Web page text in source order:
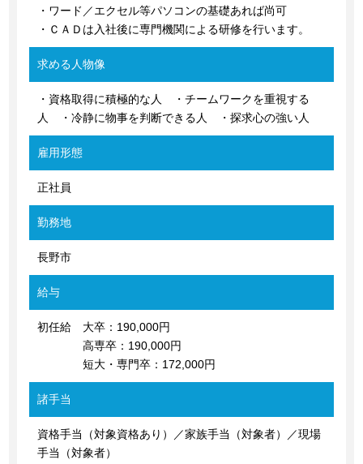
・ワード／エクセル等パソコンの基礎あれば尚可
・ＣＡＤは入社後に専門機関による研修を行います。
求める人物像
・資格取得に積極的な人 ・チームワークを重視する
人 ・冷静に物事を判断できる人 ・探求心の強い人
雇用形態
正社員
勤務地
長野市
給与
初任給 大卒：190,000円
高専卒：190,000円
短大・専門卒：172,000円
諸手当
資格手当（対象資格あり）／家族手当（対象者）／現場
手当（対象者）